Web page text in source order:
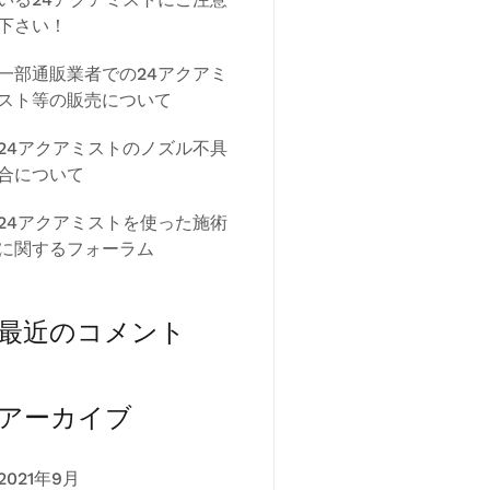
さい！
部通販業者での24アクアミ
ト等の販売について
アクアミストのノズル不具
について
アクアミストを使った施術
関するフォーラム
近のコメント
ーカイブ
年9月